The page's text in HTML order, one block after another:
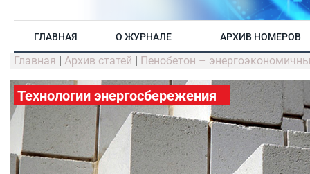
ГЛАВНАЯ О ЖУРНАЛЕ АРХИВ НОМЕРОВ
Главная | Архив статей | Пенобетон –
Технологии энергосбережения